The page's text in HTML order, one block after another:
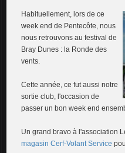
Habituellement, lors de ce
week end de Pentecôte, nous
nous retrouvons au festival de
Bray Dunes : la Ronde des
vents.
Cette année, ce fut aussi notre
sortie club, l'occasion de
passer un bon week end
Un grand bravo à l'association
magasin Cerf-Volant Service